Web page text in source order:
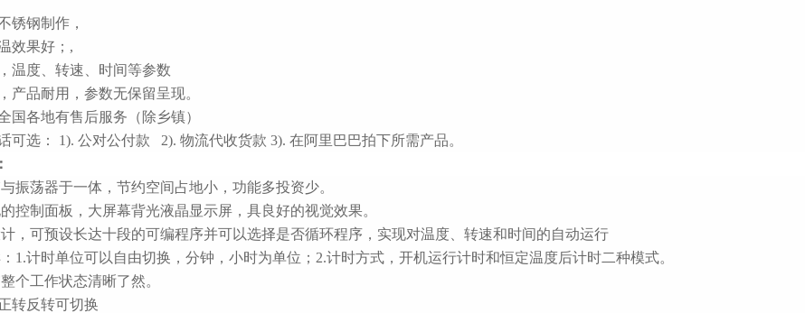
锈钢制作，
效果好；,
温度、转速、时间等参数
产品耐用，参数无保留呈现。
国各地有售后服务（除乡镇）
可选： 1). 公对公付款 2). 物流代收货款 3). 在阿里巴巴拍下所需产品。
振荡器于一体，节约空间占地小，功能多投资少。
控制面板，大屏幕背光液晶显示屏，具良好的视觉效果。
，可预设长达十段的可编程序并可以选择是否循环程序 ，实现对温度、转速和时间的自动运行
1.计时单位可以自由切换，分钟，小时为单位；2.计时方式，开机运行计时和恒定温度后计时二种模式。
个工作状态清晰了然。
转反转可切换